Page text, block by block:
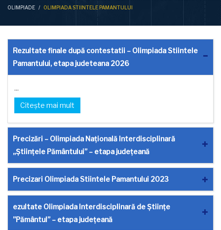
OLIMPIADE / OLIMPIADA STIINTELE PAMANTULUI
Rezultate finale după contestatii – Olimpiada Stiintele
Pamantului, etapa judeteana 2026
...
Citește mai mult
Precizări – Olimpiada Națională Interdisciplinară
„Științele Pământului” – etapa județeană
Precizari Olimpiada Stiintele Pamantului 2023
ezultate Olimpiada Interdisciplinară de Științe
”Pământul” – etapa județeană